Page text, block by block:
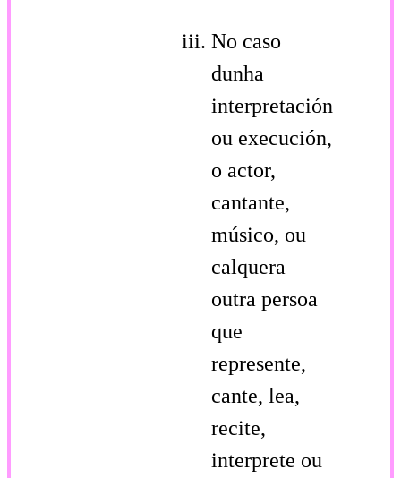
No caso
dunha
interpretación
ou execución,
o actor,
cantante,
músico, ou
calquera
outra persoa
que
represente,
cante, lea,
recite,
interprete ou